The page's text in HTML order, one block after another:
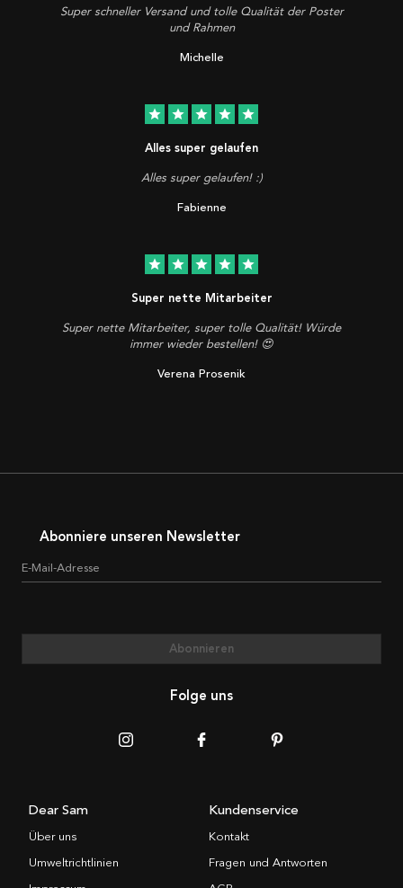
Super schneller Versand und tolle Qualität der Poster
und Rahmen
Michelle
star star star star star
Alles super gelaufen
Alles super gelaufen! :)
Fabienne
star star star star star
Super nette Mitarbeiter
Super nette Mitarbeiter, super tolle Qualität! Würde
immer wieder bestellen! 😍
Verena Prosenik
Abonniere unseren Newsletter
E-Mail-Adresse
Abonnieren
Folge uns
Dear Sam
Über uns
Umweltrichtlinien
Kundenservice
Kontakt
Fragen und Antworten